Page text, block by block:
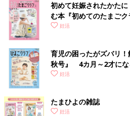
初めて妊娠されたかた
む本『初めてのたまごク
妊活
育児の困ったがズバリ
秋号』 4カ月～2才にな
いっぱい！
妊活
たまひよの雑誌
妊活